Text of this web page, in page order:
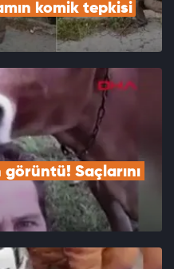
komik tepkisi
görüntü! Saçlarını